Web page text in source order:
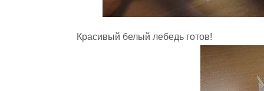
Красивый белый лебедь готов!